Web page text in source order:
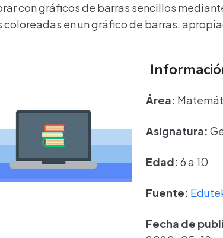
con gráficos de barras sencillos
en un gráfico de barras.
Área:
Asignatura:
Edad: 6 a 10
Fuente:
Fecha de